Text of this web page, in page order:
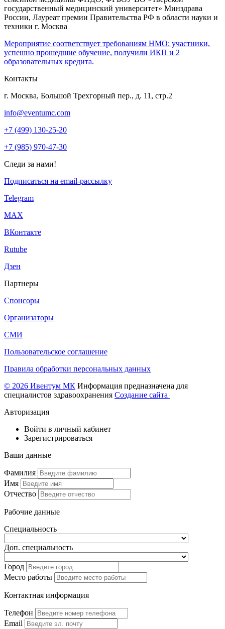
государственный медицинский университет» Минздрава
России, Лауреат премии Правительства РФ в области науки и
техники г. Москва
Мероприятие соответствует требованиям НМО: участники,
успешно прошедшие обучение, получили ИКП и 2
образовательных кредита.
Контакты
г. Москва, Большой Трехгорный пер., д. 11, стр.2
info@eventumc.com
+7 (499) 130-25-20
+7 (985) 970-47-30
Следи за нами!
Подписаться на email-рассылку
Telegram
МАХ
ВКонтакте
Rutube
Дзен
Партнеры
Спонсоры
Организаторы
СМИ
Пользовательское соглашение
Правила обработки персональных данных
© 2026 Ивентум МК Информация предназначена для
специалистов здравоохранения Создание сайта
Авторизация
Войти в личный кабинет
Зарегистрироваться
Ваши данные
Фамилия
Имя
Отчество
Рабочие данные
Специальность
Доп. специальность
Город
Место работы
Контактная информация
Телефон
Email